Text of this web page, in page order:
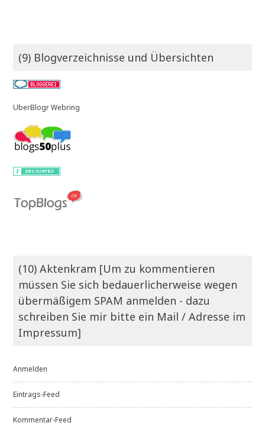
(9) Blogverzeichnisse und Übersichten
UberBlogr Webring
(10) Aktenkram [Um zu kommentieren
müssen Sie sich bedauerlicherweise wegen
übermäßigem SPAM anmelden - dazu
schreiben Sie mir bitte ein Mail / Adresse im
Impressum]
Anmelden
Eintrags-Feed
Kommentar-Feed